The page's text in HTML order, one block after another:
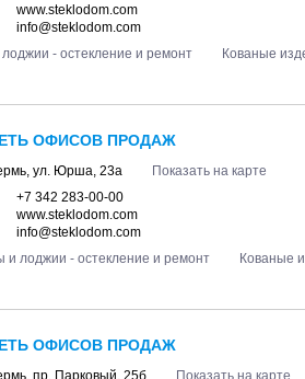
www.steklodom.com
info@steklodom.com
- остекление и ремонт
Кованые
ОФИСОВ ПРОДАЖ
, ул. Юрша, 23а
Показать на карте
+7 342 283-00-00
www.steklodom.com
info@steklodom.com
и лоджии - остекление и ремонт
Кованые
ОФИСОВ ПРОДАЖ
, пр. Парковый, 25б
Показать на карте